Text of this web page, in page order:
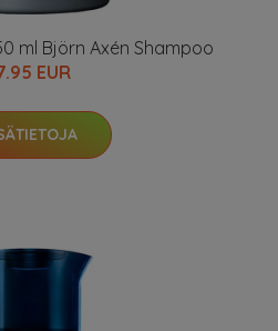
ml Björn Axén Shampoo
EUR